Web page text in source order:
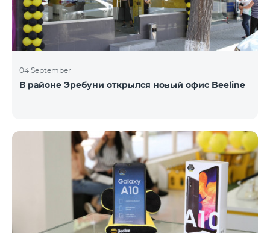
04 September
В районе Эребуни открылся новый офис Beeline